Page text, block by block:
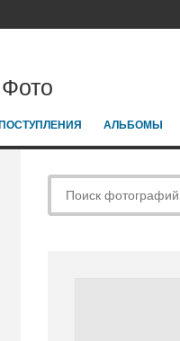
Фото
АЛЬБОМЫ